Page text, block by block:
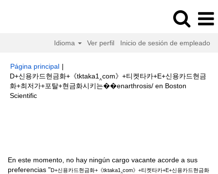
Idioma Ver perfil Inicio de sesión de empleado
Página principal |
D+신용카드현금화+《tktaka1‸com》+티켓타카+E+신용카드현금
화+최저가+포탈+현금화시키는��enarthrosis/ en Boston
Scientific(página
En este momento, no hay ningún cargo vacante acorde a sus
preferencias "D+신용카드현금화+《tktaka1‸com》+티켓타카+E+신용카드현금화